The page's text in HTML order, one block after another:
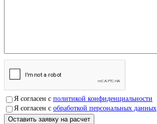
Я согласен с политикой конфиденциальности
Я согласен с обработкой персональных данных